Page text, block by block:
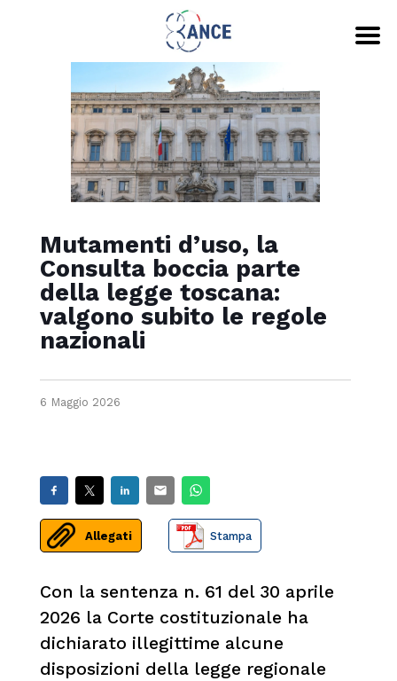
Mutamenti d’uso, la
Consulta boccia parte
della legge toscana:
valgono subito le regole
nazionali
6 Maggio 2026
Allegati Stampa
Con la sentenza n. 61 del 30 aprile
2026 la Corte costituzionale ha
dichiarato illegittime alcune
disposizioni della legge regionale